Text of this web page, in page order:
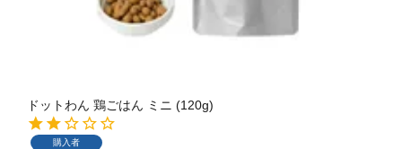
ドットわん 鶏ごはん ミニ (120g)
購入者